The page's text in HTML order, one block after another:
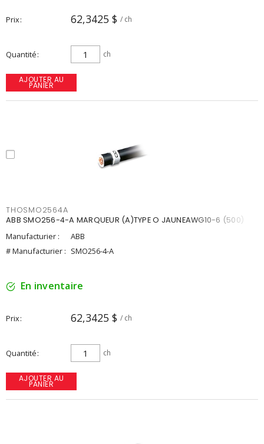
Prix 62,3425 $ / ch
Quantité ch
AJOUTER AU
PANIER
THOSMO2564A
ABB SMO256-4-A MARQUEUR (A)TYPE O JAUNEAWG10-6 (500)
Manufacturier :
ABB
# Manufacturier : SMO256-4-A
En inventaire
Prix 62,3425 $ / ch
Quantité ch
AJOUTER AU
PANIER